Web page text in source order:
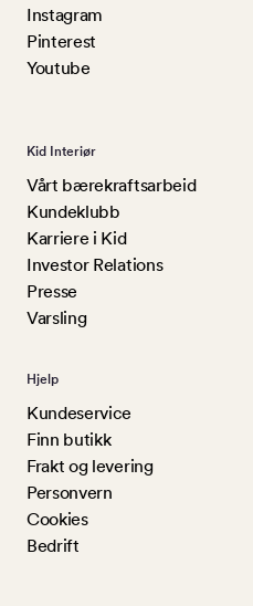
Instagram
Pinterest
Youtube
Kid Interiør
Vårt bærekraftsarbeid
Kundeklubb
Karriere i Kid
Investor Relations
Presse
Varsling
Hjelp
Kundeservice
Finn butikk
Frakt og levering
Personvern
Cookies
Bedrift